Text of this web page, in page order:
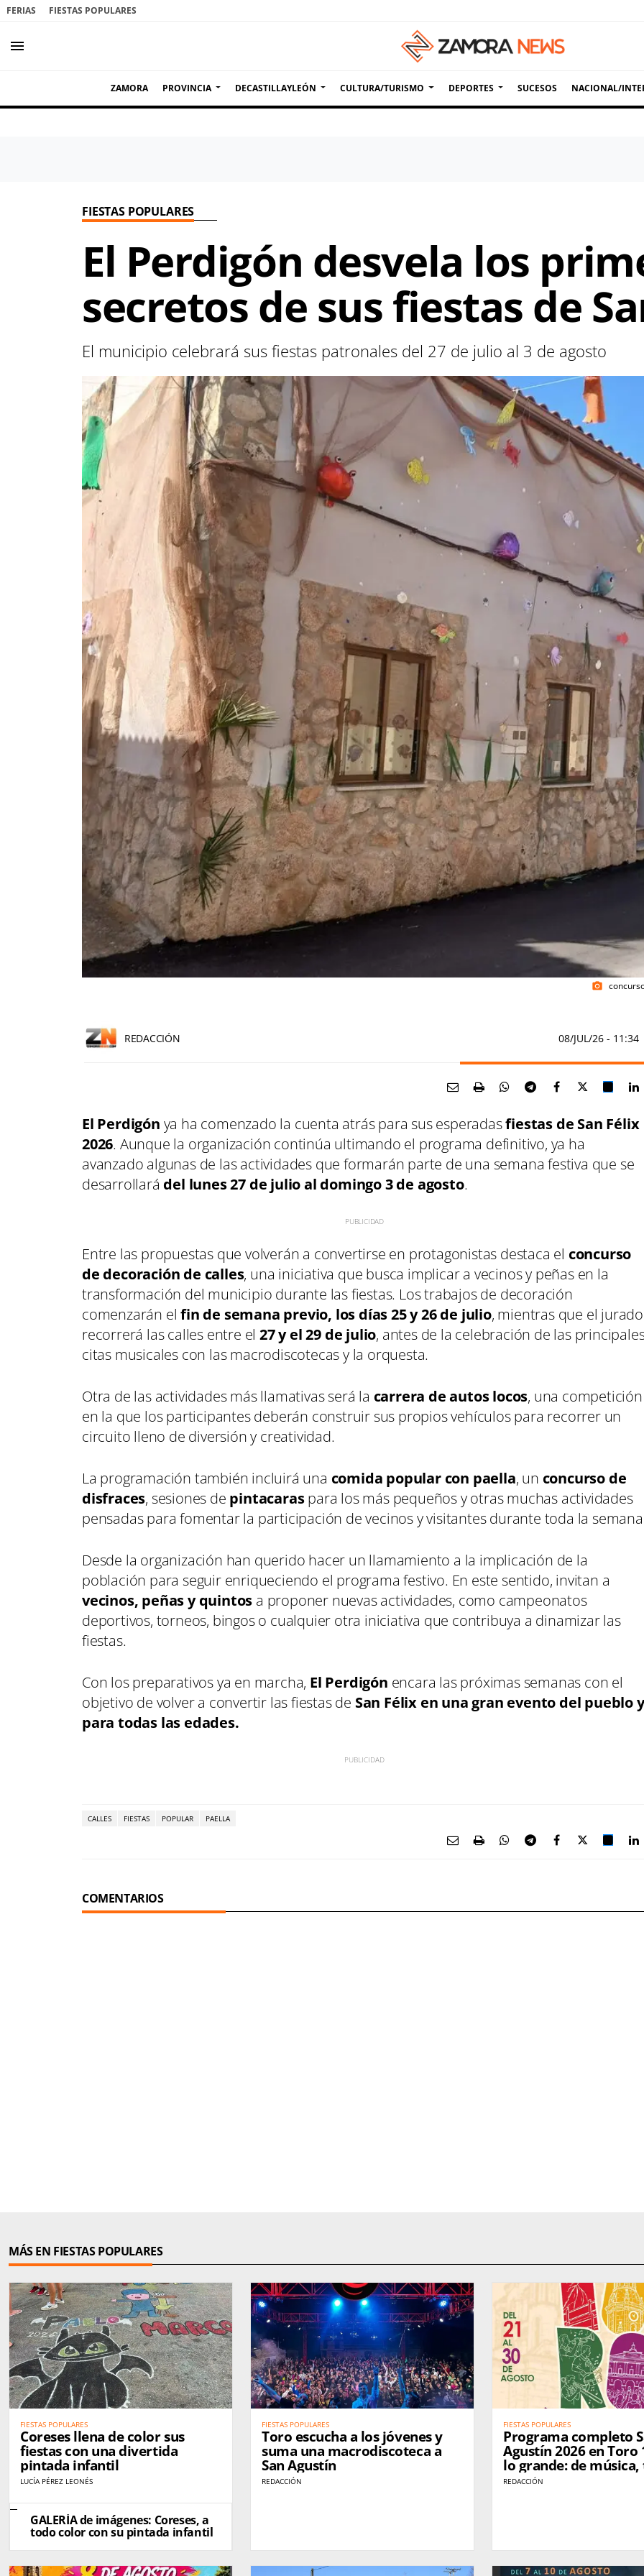
FERIAS FIESTAS POPULARES
menu
ZAMORA PROVINCIA DECASTILLAYLEÓN CULTURA/TURISMO DEPORTES SUCESOS NACIONAL/
FIESTAS POPULARES
El Perdigón desvela los
secretos de sus fiestas de
El municipio celebrará sus fiestas patronales del 27 de julio al 3 de agosto
photo_camera
REDACCIÓN 08/JUL/26 - 11:34
El Perdigón ya ha comenzado la cuenta atrás para sus esperadasfiestas de San Félix
2026. Aunque la organización continúa ultimando el programa definitivo, ya ha
avanzado algunas de las actividades que formarán parte de una semana festiva que se
desarrollará del lunes 27 de julio al domingo 3 de agosto.
Entre las propuestas que volverán a convertirse en protagonistas destaca el concurso
de decoración de calles, una iniciativa que busca implicar a vecinos y peñas en la
transformación del municipio durante las fiestas. Los trabajos de decoración
comenzarán elfin de semana previo, los días 25 y 26 de julio, mientras que el jurado
recorrerá las calles entre el27 y el 29 de julio, antes de la celebración de las
citas musicales con las macrodiscotecas y la orquesta.
Otra de las actividades más llamativas será la carrera de autos locos, una competición
en la que los participantes deberán construir sus propios vehículos para recorrer un
circuito lleno de diversión y creatividad.
La programación también incluirá una comida popular con paella, un concurso de
disfraces, sesiones de pintacaraspara los más pequeños y otras muchas actividades
pensadas para fomentar la participación de vecinos y visitantes durante toda la
Desde la organización han querido hacer un llamamiento a la implicación de la
población para seguir enriqueciendo el programa festivo. En este sentido, invitan a
vecinos, peñas y quintos a proponer nuevas actividades, como campeonatos
deportivos, torneos, bingos o cualquier otra iniciativa que contribuya a dinamizar las
fiestas.
Con los preparativos ya en marcha, El Perdigón encara las próximas semanas con el
objetivo de volver a convertir las fiestas de San Félix en una gran evento del pueblo y
para todas las edades.
CALLES FIESTAS POPULAR PAELLA
COMENTARIOS
MÁS EN FIESTAS POPULARES
FIESTAS POPULARES
Coreses llena de color sus
fiestas con una divertida
pintada infantil
LUCÍA PÉREZ LEONÉS
GALERÍA de imágenes: Coreses, a
todo color con su pintada infantil
FIESTAS POPULARES
Toro escucha a los jóvenes y
suma una macrodiscoteca a
San Agustín
REDACCIÓN
FIESTAS POPULARES
Programa completo
Agustín 2026 en Toro
lo grande: de
peñas, tradición y
REDACCIÓN